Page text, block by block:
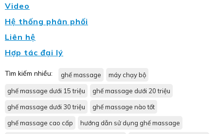
Video
Hệ thống phân phối
Liên hệ
Hợp tác đại lý
Tìm kiếm nhiều: ghế massage máy chạy bộ
ghế massage dưới 15 triệu ghế massage dưới 20 triệu
ghế massage dưới 30 triệu ghế massage nào tốt
ghế massage cao cấp hướng dẫn sử dụng ghế massage